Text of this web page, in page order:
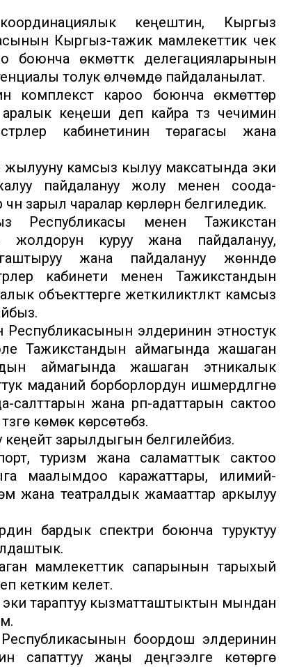
кеңештин, Кыргыз
Кыргыз-тажик мамлекеттик чек
боюнча өкмөттүк делегацияларынын
толук өлчөмдө пайдаланылат.
комплекстүү кароо боюнча өкмөттөр
кеңеши деп кайра түзүү чечимин
кабинетинин төрагасы жана
жылууну камсыз кылуу максатында эки
пайдалануу жолу менен соода-
зарыл чаралар көрүлөрүн белгиледик.
Республикасы менен Тажикстан
жолдорун куруу жана пайдалануу,
жана пайдалануу жөнүндө
кабинети менен Тажикстандын
объекттерге жеткиликтүүлүктү камсыз
элдеринин этностук
Тажикстандын аймагында жашаган
аймагында жашаган этникалык
маданий борборлордун ишмердүүлүгүнө
жана үрп-адаттарын сактоо
көмөк көрсөтөбүз.
зарылдыгын белгилейбиз.
туризм жана саламаттык сактоо
маалымдоо каражаттары, илимий-
жана театралдык жамааттар аркылуу
бардык спектри боюнча туруктуу
мамлекеттик сапарынын тарыхый
кетким келет.
эки тараптуу кызматташтыктын мындан
боордош элдеринин
жаңы деңгээлге көтөрүүгө